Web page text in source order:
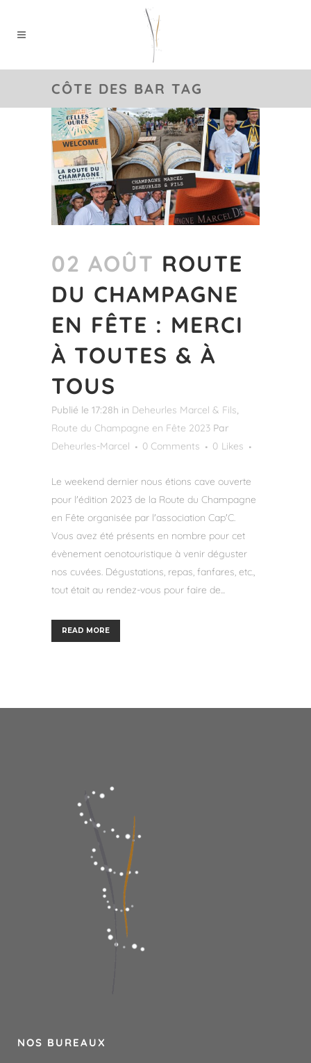
CÔTE DES BAR TAG
02 AOÛT ROUTE
DU CHAMPAGNE
EN FÊTE : MERCI
À TOUTES & À
TOUS
Publié le 17:28h in Deheurles Marcel & Fils,
Route du Champagne en Fête 2023 Par
Deheurles-Marcel
0 Comments 0 Likes
Le weekend dernier nous étions cave ouverte
pour l'édition 2023 de la Route du Champagne
en Fête organisée par l'association Cap'C.
Vous avez été présents en nombre pour cet
évènement oenotouristique à venir déguster
nos cuvées. Dégustations, repas, fanfares, etc.,
tout était au rendez-vous pour faire de...
READ MORE
NOS BUREAUX